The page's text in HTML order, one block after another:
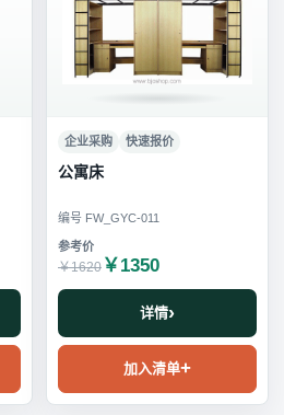
企业采购 快速报价
公寓床
编号 FW_GYC-011
￥1620 ￥1350
详情
加入清单